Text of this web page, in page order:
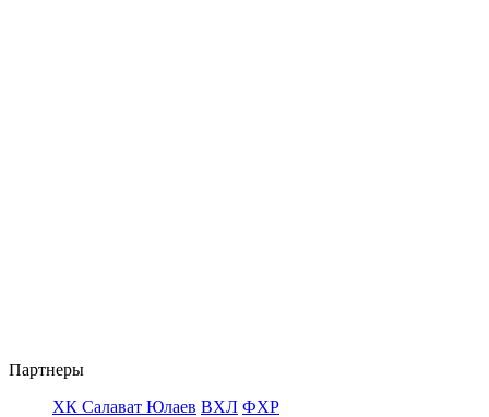
Партнеры
ХК Салават Юлаев ВХЛ ФХР